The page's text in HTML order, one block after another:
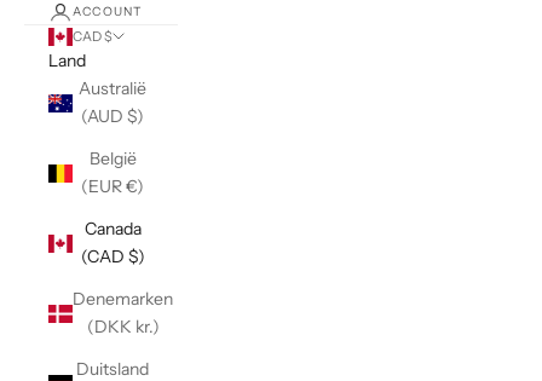
ACCOUNT
CAD $
Land
Australië
(AUD $)
België
(EUR €)
Canada
(CAD $)
Denemarken
(DKK kr.)
Duitsland